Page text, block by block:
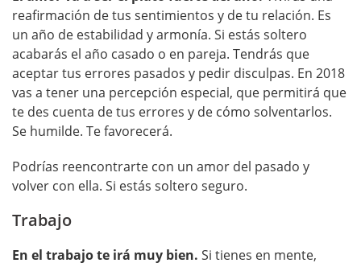
reafirmación de tus sentimientos y de tu relación. Es
un año de estabilidad y armonía. Si estás soltero
acabarás el año casado o en pareja. Tendrás que
aceptar tus errores pasados y pedir disculpas. En 2018
vas a tener una percepción especial, que permitirá que
te des cuenta de tus errores y de cómo solventarlos.
Se humilde. Te favorecerá.
Podrías reencontrarte con un amor del pasado y
volver con ella. Si estás soltero seguro.
Trabajo
En el trabajo te irá muy bien. Si tienes en mente,